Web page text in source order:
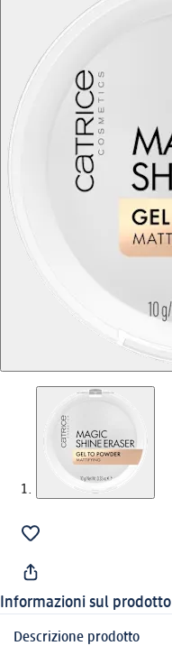
Informazioni sul prodotto
Descrizione prodotto